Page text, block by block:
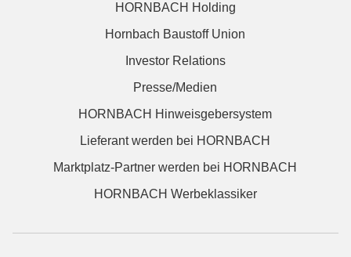
HORNBACH Holding
Hornbach Baustoff Union
Investor Relations
Presse/Medien
HORNBACH Hinweisgebersystem
Lieferant werden bei HORNBACH
Marktplatz-Partner werden bei HORNBACH
HORNBACH Werbeklassiker